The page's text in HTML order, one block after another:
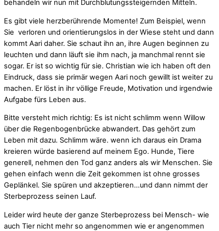
behandeln wir nun mit Durchblutungssteigernden Mitteln.
Es gibt viele herzberührende Momente! Zum Beispiel, wenn
Sie verloren und orientierungslos in der Wiese steht und dann
kommt Aari daher. Sie schaut ihn an, ihre Augen beginnen zu
leuchten und dann läuft sie ihm nach, ja manchmal rennt sie
sogar. Er ist so wichtig für sie. Christian wie ich haben oft den
Eindruck, dass sie primär wegen Aari noch gewillt ist weiter zu
machen. Er löst in ihr völlige Freude, Motivation und irgendwie
Aufgabe fürs Leben aus.
Bitte versteht mich richtig: Es ist nicht schlimm wenn Willow
über die Regenbogenbrücke abwandert. Das gehört zum
Leben mit dazu. Schlimm wäre. wenn ich daraus ein Drama
kreieren würde basierend auf meinem Ego. Hunde, Tiere
generell, nehmen den Tod ganz anders als wir Menschen. Sie
gehen einfach wenn die Zeit gekommen ist ohne grosses
Geplänkel. Sie spüren und akzeptieren…und dann nimmt der
Sterbeprozess seinen Lauf.
Leider wird heute der ganze Sterbeprozess bei Mensch- wie
auch Tier nicht mehr so angenommen wie er angenommen